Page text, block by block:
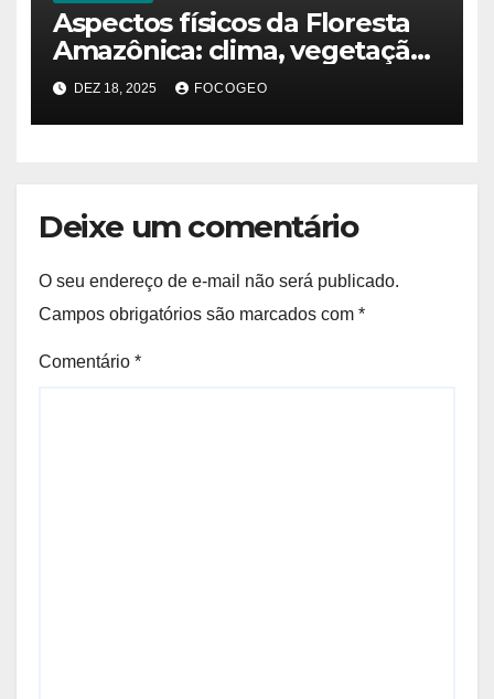
Aspectos físicos da Floresta
Amazônica: clima, vegetação,
solos e a dinâmica natural do
espaço
DEZ 18, 2025 FOCOGEO
Deixe um comentário
O seu endereço de e-mail não será publicado.
Campos obrigatórios são marcados com *
Comentário *